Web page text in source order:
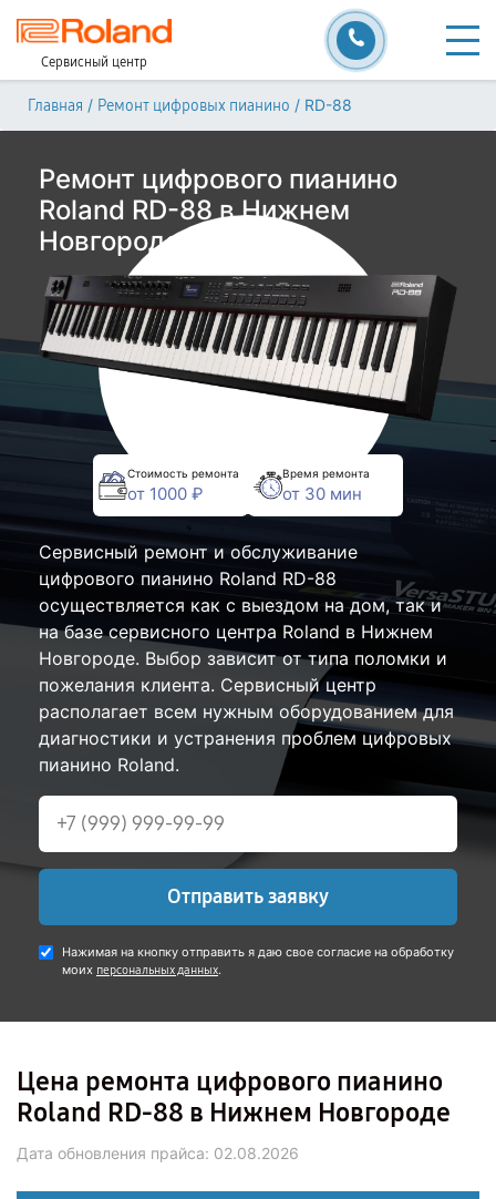
Сервисный центр
Главная / Ремонт цифровых пианино / RD-88
Ремонт цифрового пианино
Roland RD-88 в Нижнем
Новгороде
Стоимость ремонта
от 1000 ₽
Время ремонта
от 30 мин
Сервисный ремонт и обслуживание
цифрового пианино Roland RD-88
осуществляется как с выездом на дом, так и
на базе сервисного центра Roland в Нижнем
Новгороде. Выбор зависит от типа поломки и
пожелания клиента. Сервисный центр
располагает всем нужным оборудованием для
диагностики и устранения проблем цифровых
пианино Roland.
Отправить заявку
Нажимая на кнопку отправить я даю свое согласие на обработку
моих персональных данных.
Цена ремонта цифрового пианино
Roland RD-88 в Нижнем Новгороде
Дата обновления прайса: 02.08.2026